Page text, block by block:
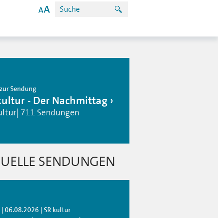
Sendung
- Der Nachmittag
711 Sendungen
SENDUNGEN
06.08.2026 | SR kultur